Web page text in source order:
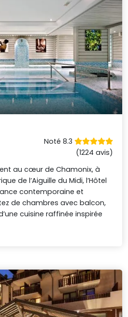
Noté 8.3
(1224 avis)
au cœur de Chamonix, à
de l’Aiguille du Midi, l’Hôtel
contemporaine et
de chambres avec balcon,
cuisine raffinée inspirée